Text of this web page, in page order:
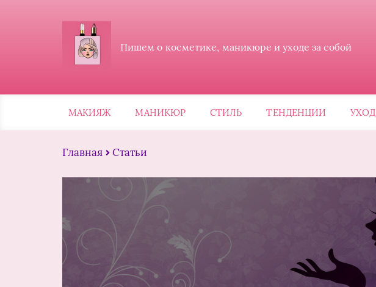
Пишем о косметике, маникюре и уходе за собой
МАКИЯЖ МАНИКЮР СТИЛЬ ТЕНДЕНЦИИ УХОД
Главная Статьи